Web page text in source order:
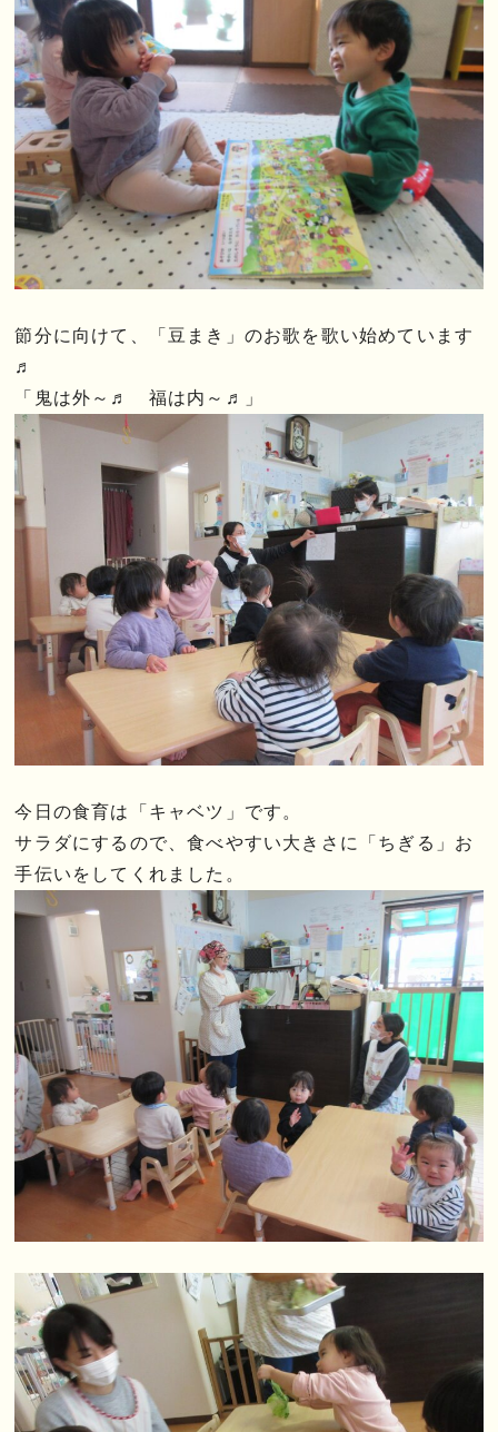
節分に向けて、「豆まき」のお歌を歌い始めています
♬
「鬼は外～♬ 福は内～♬」
今日の食育は「キャベツ」です。
サラダにするので、食べやすい大きさに「ちぎる」お
手伝いをしてくれました。